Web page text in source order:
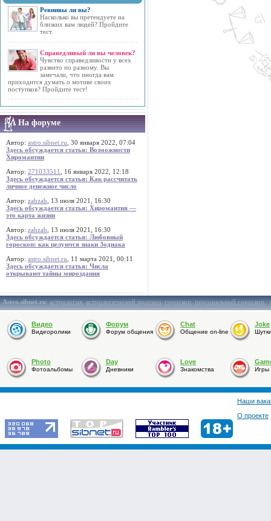
Ревнивы ли вы?
Насколько вы претендуете на
близких вам людей? Пройдите
тест.
Справедливый ли вы человек?
Чувство справедливости у всех
развито по разному. Вы
замечали, что иногда вам
приходится думать о мотиве своих
поступков? Пройдите тест!
На форуме
Автор: astro.sibnet.ru , 30 января 2022, 07:04
Здесь обсуждается статья: Возможности
Хиромантии
Автор: 271033511
, 16 января 2022, 12:18
Здесь обсуждается статья: Как рассчитать
личное денежное число
Автор: zabzab , 13 июля 2021, 16:30
Здесь обсуждается статья: Хиромантия —
это карта жизни
Автор: zabzab , 13 июля 2021, 16:30
Здесь обсуждается статья: Любовный
гороскоп: как целуются знаки Зодиака
Автор: astro.sibnet.ru , 11 марта 2021, 00:11
Здесь обсуждается статья: Числа
открывают тайны мироздания
Astro.sibnet.ru:астрология,астрологический прогноз,гороскоп,персональный гороскоп,
Видео
Видеоролики
Форум
Форум общения
Chat
Общение on-line
Joke
Photo
Фотоальбомы
Day
Дневники
Love
Знакомства Игры
Наши
О проекте